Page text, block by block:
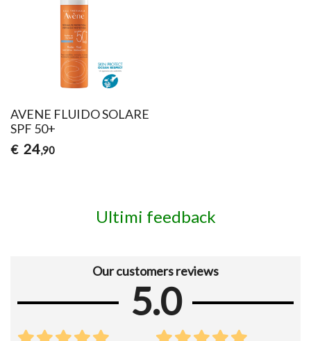
AVENE FLUIDO SOLARE
SPF 50+
€ 24,90
Ultimi feedback
Our customers reviews
5.0